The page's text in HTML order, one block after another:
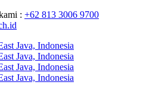
: +62 813 3006 9700